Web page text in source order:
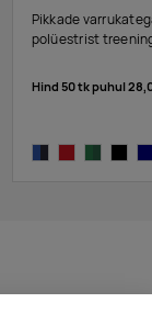
Pikkade
polüestrist t
Hind 50 tk puhul